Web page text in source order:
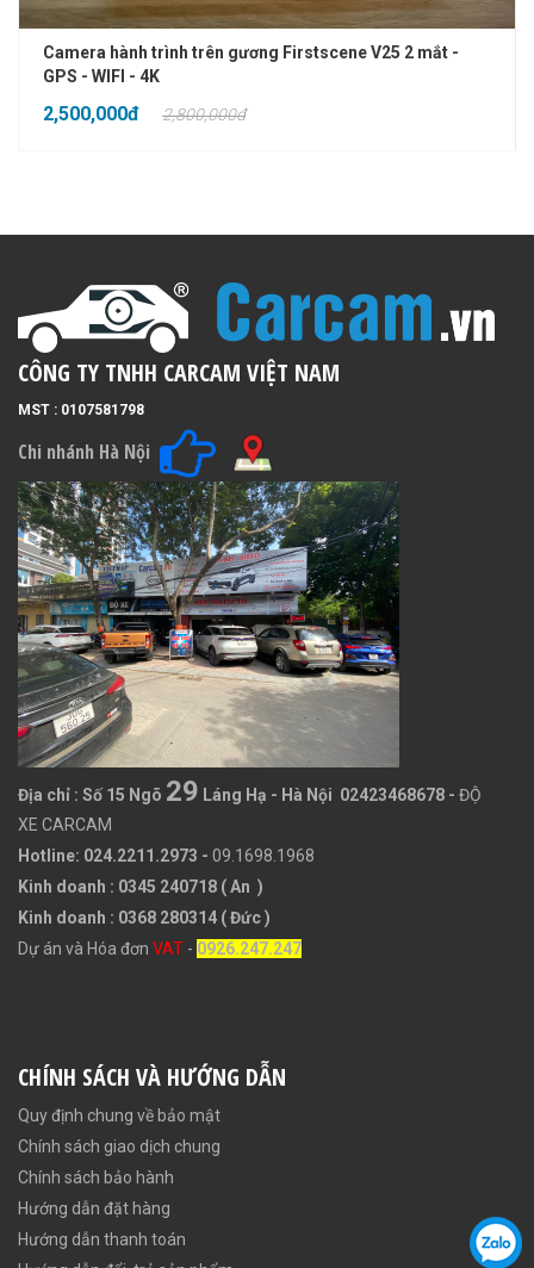
Camera hành trình trên gương Firstscene V25 2 mắt -
GPS - WIFI - 4K
2,500,000đ 2,800,000đ
CÔNG TY TNHH CARCAM VIỆT NAM
MST : 0107581798
Chi nhánh Hà Nội
Địa chỉ : Số 15 Ngõ 29 Láng Hạ - Hà Nội 02423468678 - ĐỘ
XE CARCAM
Hotline: 024.2211.2973 - 09.1698.1968
Kinh doanh : 0345 240718 ( An )
Kinh doanh : 0368 280314 ( Đức )
Dự án và Hóa đơn VAT - 0926.247.247
CHÍNH SÁCH VÀ HƯỚNG DẪN
Quy định chung về bảo mật
Chính sách giao dịch chung
Chính sách bảo hành
Hướng dẫn đặt hàng
Hướng dẫn thanh toán